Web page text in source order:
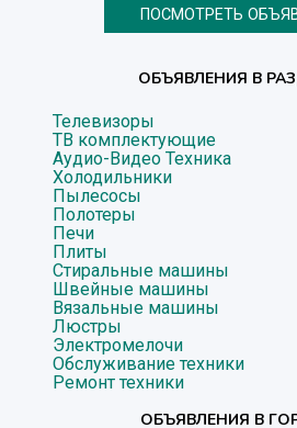
ПОСМОТРЕТЬ
ОБЪЯВЛЕНИЯ В
Телевизоры
ТВ комплектующие
Аудио-Видео Техника
Холодильники
Пылесосы
Полотеры
Печи
Плиты
Стиральные машины
Швейные машины
Вязальные машины
Люстры
Электромелочи
Обслуживание техники
Ремонт техники
ОБЪЯВЛЕНИЯ В